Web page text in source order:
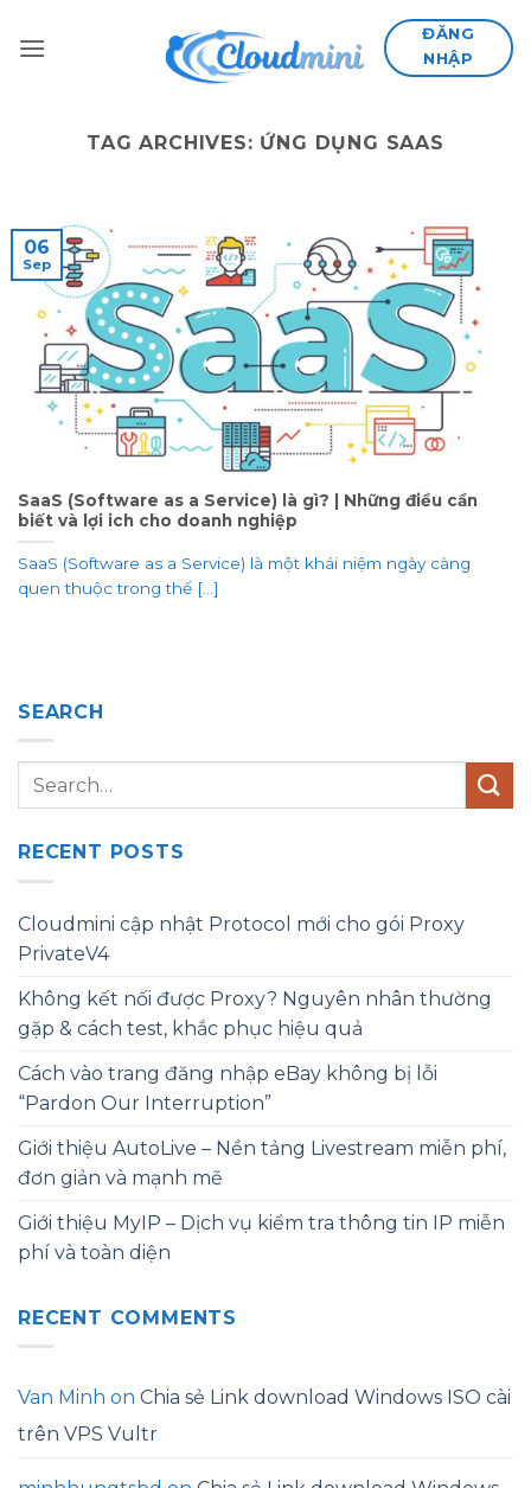
ĐĂNG
NHẬP
TAG ARCHIVES: ỨNG DỤNG SAAS
SaaS (Software as a Service) là gì? | Những điều cần
biết và lợi ich cho doanh nghiệp
SaaS (Software as a Service) là một khái niệm ngày càng
quen thuộc trong thế [...]
06
Sep
SEARCH
RECENT POSTS
Cloudmini cập nhật Protocol mới cho gói Proxy
PrivateV4
Không kết nối được Proxy? Nguyên nhân thường
gặp & cách test, khắc phục hiệu quả
Cách vào trang đăng nhập eBay không bị lỗi
“Pardon Our Interruption”
Giới thiệu AutoLive – Nền tảng Livestream miễn phí,
đơn giản và mạnh mẽ
Giới thiệu MyIP – Dịch vụ kiểm tra thông tin IP miễn
phí và toàn diện
RECENT COMMENTS
Van Minh on Chia sẻ Link download Windows ISO cài
trên VPS Vultr